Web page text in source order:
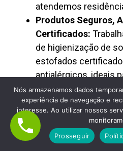
atendemos
Produtos Seguros,
Certificados:
de higienização de
estofados
antialérgicos, ideais
crianças, pets e
Preço Justo,
Custo-Benefício: A
limpeza de
orçamento rápido e
Nós armazenamos dados
experiência de navegação e
interesse. Ao utilizar nossos
Prosseguir